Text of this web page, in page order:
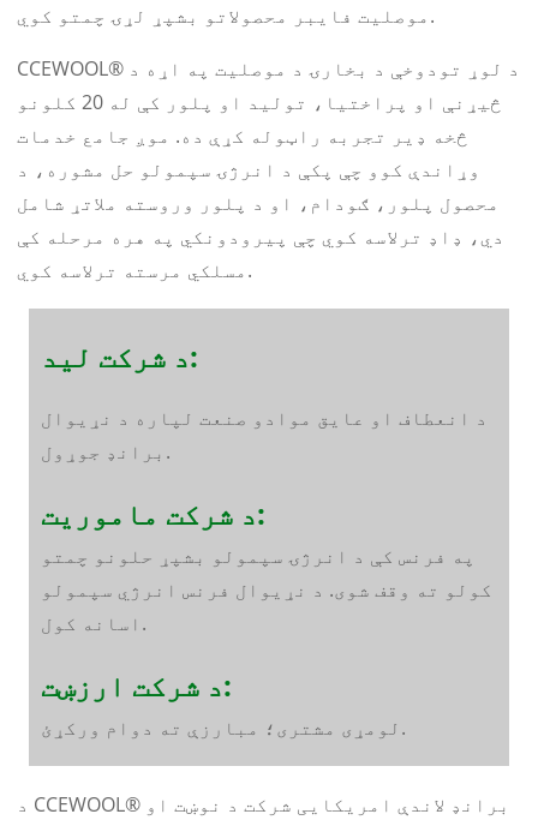
موصلیت فایبر محصولاتو بشپړ لړۍ چمتو کوي.
CCEWOOL® د لوړ تودوخې د بخارۍ د موصلیت په اړه د
څیړنې او پراختیا، تولید او پلور کې له 20 کلونو
څخه ډیر تجربه راټوله کړې ده. موږ جامع خدمات
وړاندې کوو چې پکې د انرژۍ سپمولو حل مشوره، د
محصول پلور، ګودام، او د پلور وروسته ملاتړ شامل
دي، ډاډ ترلاسه کوي چې پیرودونکي په هره مرحله کې
مسلکي مرسته ترلاسه کوي.
د شرکت لید:
د انعطاف او عایق موادو صنعت لپاره د نړیوال
برانډ جوړول.
د شرکت ماموریت:
په فرنس کې د انرژۍ سپمولو بشپړ حلونو چمتو
کولو ته وقف شوی. د نړیوال فرنس انرژي سپمولو
اسانه کول.
د شرکت ارزښت:
لومړی مشتری؛ مبارزې ته دوام ورکړئ.
د CCEWOOL® برانډ لاندې امریکایی شرکت د نوښت او